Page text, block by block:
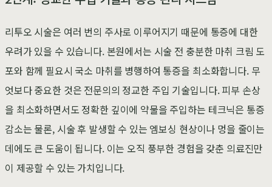
리투오 시술은 여러 번의 주사로 이루어지기 때문에 통증에 대한
우려가 있을 수 있습니다. 본원에서는 시술 전 충분한 마취 크림 도
포와 함께 필요시 국소 마취를 병행하여 통증을 최소화합니다. 무
엇보다 중요한 것은 전문의의 정교한 주입 기술입니다. 피부 손상
을 최소화하면서도 정확한 깊이에 약물을 주입하는 테크닉은 통증
감소는 물론, 시술 후 발생할 수 있는 엠보싱 현상이나 멍을 줄이는
데에도 큰 도움이 됩니다. 이는 오직 풍부한 경험을 갖춘 의료진만
이 제공할 수 있는 가치입니다.